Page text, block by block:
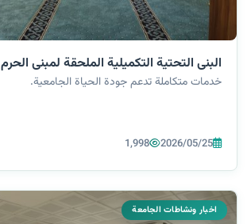
البنى التحتية التكميلية الملحقة لمبنى
خدمات متكاملة تدعم جودة الحياة الجامعية.
2026/05/25
1,998
اخبار ونشاطات الجامعة